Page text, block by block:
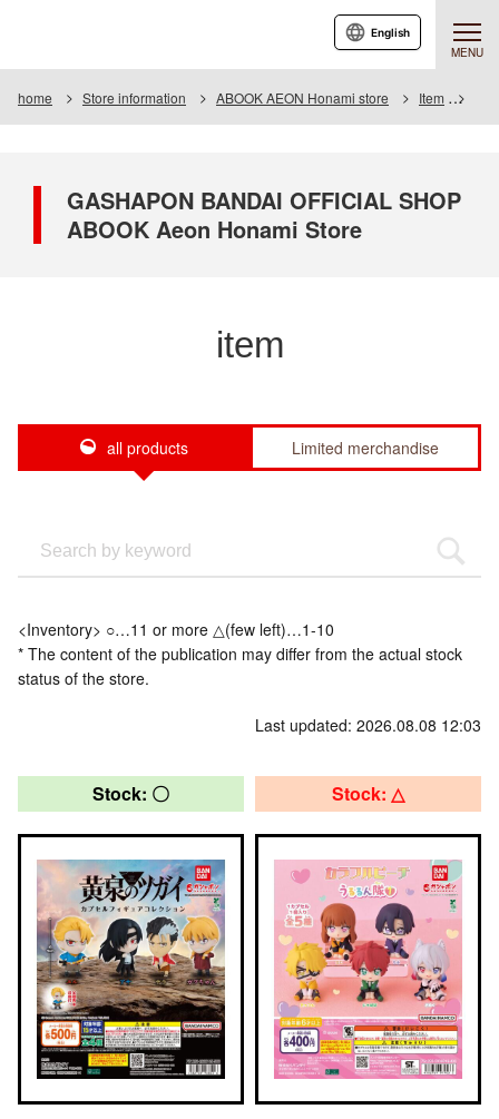
MENU
English
home Store information ABOOK AEON Honami store Item
GASHAPON BANDAI OFFICIAL SHOP
ABOOK Aeon Honami Store
item
all products Limited merchandise
<Inventory> ○…11 or more △(few left)…1-10
* The content of the publication may differ from the actual stock
status of the store.
Last updated: 2026.08.08 12:03
Stock: 〇 Stock: △